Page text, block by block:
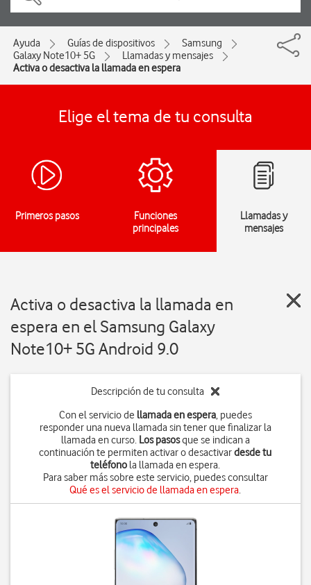
Ayuda Guías de dispositivos
Samsung
Galaxy Note10+ 5G
Llamadas y mensajes
Activa o desactiva la llamada en espera
Elige el tema de tu consulta
Primeros pasos
Funciones
principales
Llamadas y
mensajes
Activa o desactiva la llamada en
espera en el Samsung Galaxy
Note10+ 5G Android 9.0
Descripción de tu consulta
Con el servicio de llamada en espera, puedes
responder una nueva llamada sin tener que finalizar la
llamada en curso. Los pasosque se indican a
continuación te permiten activar o desactivardesde tu
teléfono la llamada en espera.
Para saber más sobre este servicio, puedes consultar
Qué es el servicio de llamada en espera.